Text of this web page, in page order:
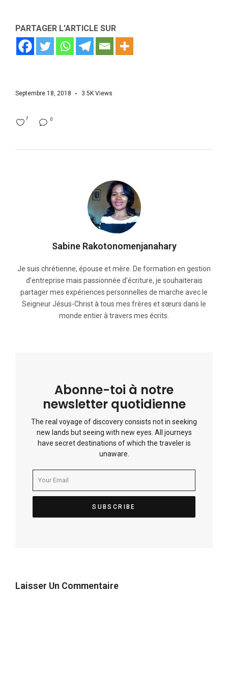
PARTAGER L'ARTICLE SUR
Septembre 18, 2018 3.5K Views
0
7
Sabine Rakotonomenjanahary
Je suis chrétienne, épouse et mère. De formation en gestion
d’entreprise mais passionnée d’écriture, je souhaiterais
partager mes expériences personnelles de marche avec le
Seigneur Jésus-Christ à tous mes frères et sœurs dans le
monde entier à travers mes écrits.
Abonne-toi à notre
newsletter quotidienne
The real voyage of discovery consists not in seeking
new lands but seeing with new eyes. All journeys
have secret destinations of which the traveler is
unaware.
Laisser Un Commentaire